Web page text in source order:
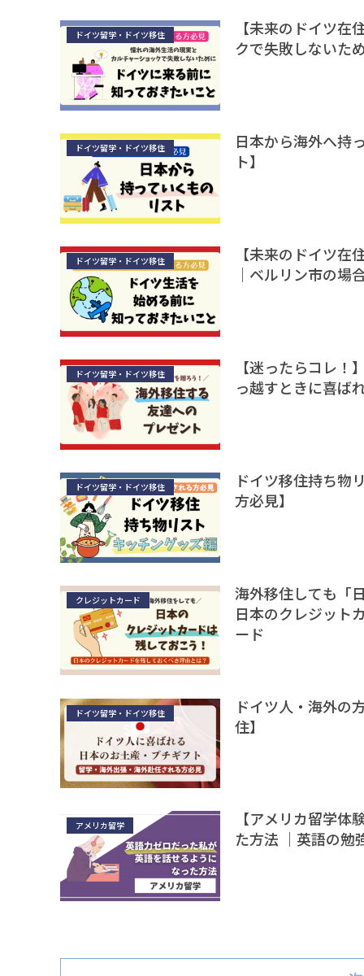
ドイツ留学・ドイツ移住
【未来のドイツ
クで失敗しないた
ドイツ留学・ドイツ移住
日本から海外へ持
ト】
ドイツ留学・ドイツ移住
【未来のドイツ
｜ベルリン市の場
ドイツ留学・ドイツ移住
【迷ったらコレ
っ越すときに喜ば
ドイツ留学・ドイツ移住
ドイツ移住持ち物
方必見】
クレジットカード
海外移住しても「
日本のクレジット
ード
ドイツ留学・ドイツ移住
ドイツ人・海外の
住】
アメリカ留学
【アメリカ留学
た方法 ｜英語の勉